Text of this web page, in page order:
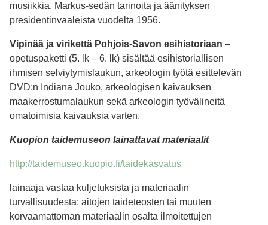
musiikkia, Markus-sedän tarinoita ja äänityksen
presidentinvaaleista vuodelta 1956.
Vipinää ja virikettä Pohjois-Savon esihistoriaan –
opetuspaketti (5. lk – 6. lk) sisältää esihistoriallisen
ihmisen selviytymislaukun, arkeologin työtä esittelevän
DVD:n Indiana Jouko, arkeologisen kaivauksen
maakerrostumalaukun sekä arkeologin työvälineitä
omatoimisia kaivauksia varten.
Kuopion taidemuseon lainattavat materiaalit
http://taidemuseo.kuopio.fi/taidekasvatus
lainaaja vastaa kuljetuksista ja materiaalin
turvallisuudesta; aitojen taideteosten tai muuten
korvaamattoman materiaalin osalta ilmoitettujen